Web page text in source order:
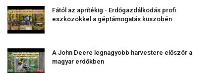
Fától az aprítékig - Erdőgazdálkodás profi
eszközökkel a géptámogatás küszöbén
A John Deere legnagyobb harvestere először a
magyar erdőkben